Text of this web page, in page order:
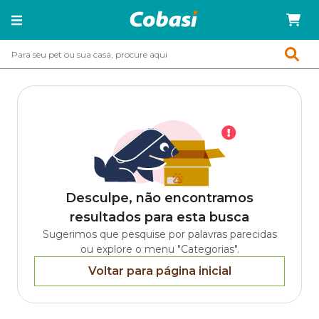
Desculpe, não encontramos
resultados para esta busca
Sugerimos que pesquise por palavras parecidas
ou explore o menu "Categorias".
Voltar para página inicial